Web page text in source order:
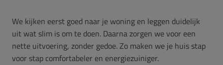
We kijken eerst goed naar je woning en leggen duidelijk
uit wat slim is om te doen. Daarna zorgen we voor een
nette uitvoering, zonder gedoe. Zo maken we je huis stap
voor stap comfortabeler en energiezuiniger.